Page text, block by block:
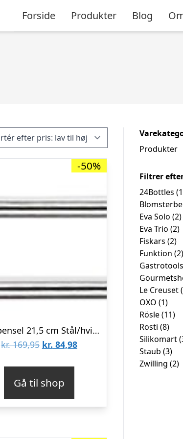
Forside Produkter Blog
-50%
Bagepensel 21,5 cm Stål/hvid/natur
kr.169,95 Den
var:
kr. 169,95.
kr. 84,98Den
kr. 84,98.
Gå til shop
Produkter
Filtrer
24Bottles
Eva Solo (2)
Eva Trio (2)
Fiskars (2)
Funktion (2)
Gastrotools
Le Creuset
OXO (1)
Rösle(11)
Rosti (8)
Silikomart
Staub (3)
Zwilling (2)